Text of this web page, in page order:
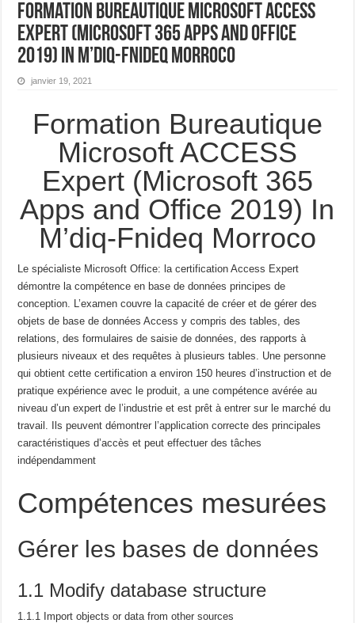
Formation Bureautique Microsoft Access
Expert (Microsoft 365 Apps and Office
2019) In M’diq-Fnideq Morroco
janvier 19, 2021
Formation Bureautique
Microsoft ACCESS
Expert (Microsoft 365
Apps and Office 2019) In
M’diq-Fnideq Morroco
Le spécialiste Microsoft Office: la certification Access Expert
démontre la compétence en base de données principes de
conception.
L’examen couvre la capacité de créer et de gérer des
objets de base de données Access y compris des tables, des
relations, des formulaires de saisie de données, des rapports à
plusieurs niveaux et des requêtes à plusieurs tables.
Une personne
qui obtient cette certification a environ 150 heures d’instruction et de
pratique expérience avec le produit, a une compétence avérée au
niveau d’un expert de l’industrie et est prêt à entrer sur le marché du
travail.
Ils peuvent démontrer l’application correcte des principales
caractéristiques d’accès et peut effectuer des tâches
indépendamment
Compétences mesurées
Gérer les bases de données
1.1 Modify database structure
1.1.1 Import objects or data from other sources